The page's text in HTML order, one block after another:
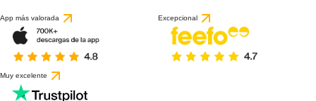
App más valorada Excepcional
Muy excelente